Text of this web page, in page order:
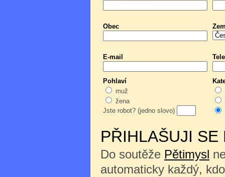
Obec
E-mail
Pohlaví
muž
žena
Jste robot? (jedno slovo)
PŘIHLAŠUJI
Do soutěže Pětimysl
automaticky každý,